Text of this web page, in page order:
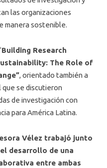
las organizaciones
manera sostenible.
Building Research
The Role of
, orientado también a
se discutieron
de investigación con
para América Latina.
Vélez trabajó junto
desarrollo de una
entre ambas